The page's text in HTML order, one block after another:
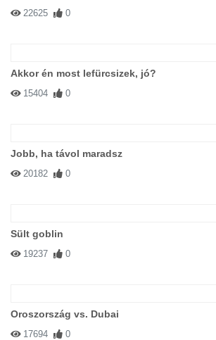
22625 0
Akkor én most lefürcsizek, jó?
15404 0
Jobb, ha távol maradsz
20182 0
Sült goblin
19237 0
Oroszország vs. Dubai
17694 0